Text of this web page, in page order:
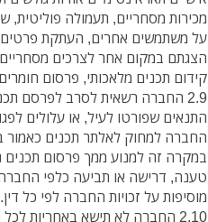
מכירות מסחריים, תעמולה פוליטית,
על משתמשים אחרים, העתקת פרטים
הצגתם במקום אחר לצרכים
קידום תכנים מלאכותי, פרסום
2.9 החברה רשאית לסרב לפרסם
התנאים שפורטו לעיל, או עלולים
החברה למחוק לאלתר תכנים
במקרה זה למנוע ממך פרסום
טענה, דרישה או תביעה כלפי
מוסיפות על זכויות החברה לפי כל דין.
2.10 החברה לא תישא באחריות